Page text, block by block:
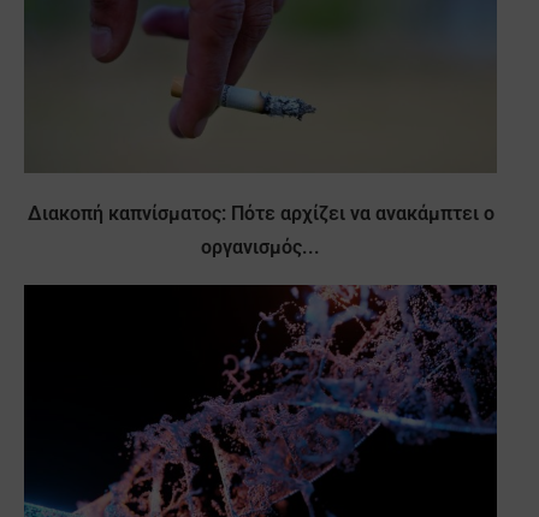
Διακοπή καπνίσματος: Πότε αρχίζει να ανακάμπτει ο
οργανισμός...